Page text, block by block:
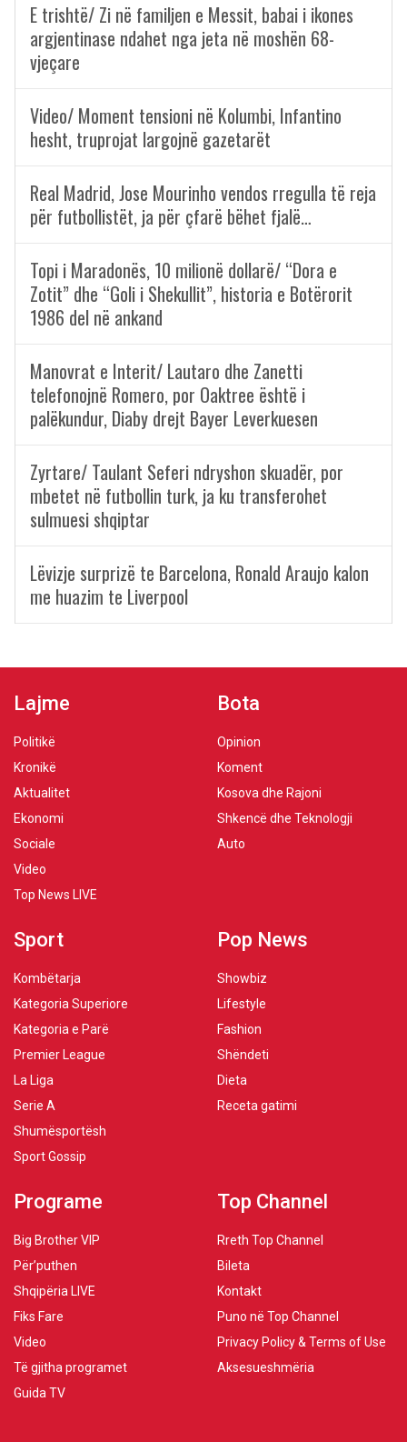
E trishtë/ Zi në familjen e Messit, babai i ikones
argjentinase ndahet nga jeta në moshën 68-
vjeçare
Video/ Moment tensioni në Kolumbi, Infantino
hesht, truprojat largojnë gazetarët
Real Madrid, Jose Mourinho vendos rregulla të reja
për futbollistët, ja për çfarë bëhet fjalë…
Topi i Maradonës, 10 milionë dollarë/ “Dora e
Zotit” dhe “Goli i Shekullit”, historia e Botërorit
1986 del në ankand
Manovrat e Interit/ Lautaro dhe Zanetti
telefonojnë Romero, por Oaktree është i
palëkundur, Diaby drejt Bayer Leverkuesen
Zyrtare/ Taulant Seferi ndryshon skuadër, por
mbetet në futbollin turk, ja ku transferohet
sulmuesi shqiptar
Lëvizje surprizë te Barcelona, Ronald Araujo kalon
me huazim te Liverpool
Lajme
Politikë
Kronikë
Aktualitet
Ekonomi
Sociale
Video
Top News LIVE
Bota
Opinion
Koment
Kosova dhe Rajoni
Shkencë dhe Teknologji
Auto
Sport
Kombëtarja
Kategoria Superiore
Kategoria e Parë
Premier League
La Liga
Serie A
Shumësportësh
Sport Gossip
Pop News
Showbiz
Lifestyle
Fashion
Shëndeti
Dieta
Receta gatimi
Programe
Big Brother VIP
Për’puthen
Shqipëria LIVE
Fiks Fare
Video
Të gjitha programet
Guida TV
Top Channel
Rreth Top Channel
Bileta
Kontakt
Puno në Top Channel
Privacy Policy & Terms of Use
Aksesueshmëria